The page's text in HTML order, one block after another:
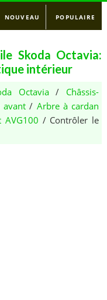
NOUVEAU POPULAIRE
Skoda Octavia:
intérieur
Octavia/ Châssis-
avant / Arbre à cardan
/ Contrôler le